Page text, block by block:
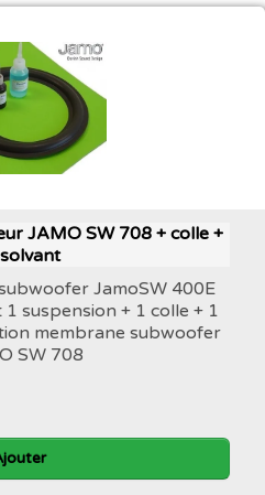
JAMO SW 708 + colle +
JamoSW 400E
suspension + 1 colle + 1
membrane subwoofer
SW 708